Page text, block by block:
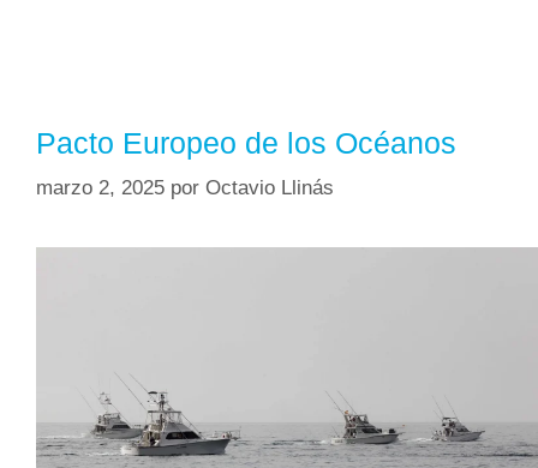
Pacto Europeo de los Océanos
marzo 2, 2025 por Octavio Llinás